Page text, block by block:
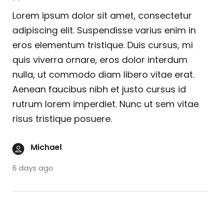
Lorem ipsum dolor sit amet, consectetur
adipiscing elit. Suspendisse varius enim in
eros elementum tristique. Duis cursus, mi
quis viverra ornare, eros dolor interdum
nulla, ut commodo diam libero vitae erat.
Aenean faucibus nibh et justo cursus id
rutrum lorem imperdiet. Nunc ut sem vitae
risus tristique posuere.
Michael
6 days ago